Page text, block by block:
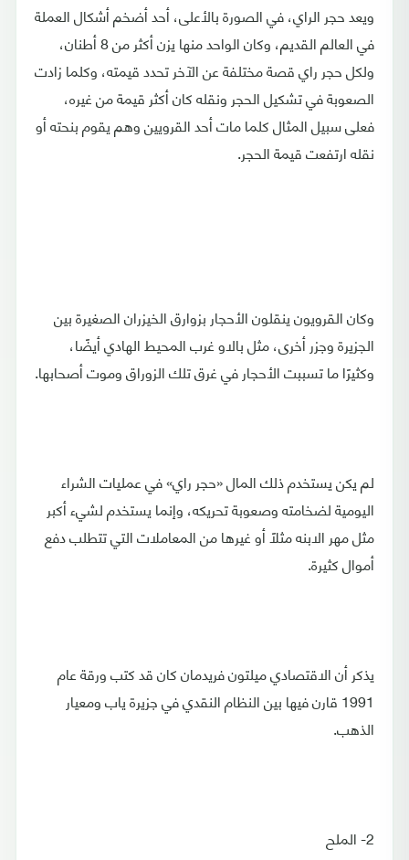
ويعد حجر الراي، في الصورة بالأعلى، أحد أضخم أشكال العملة
في العالم القديم، وكان الواحد منها يزن أكثر من 8 أطنان،
ولكل حجر راي قصة مختلفة عن الآخر تحدد قيمته، وكلما زادت
الصعوبة في تشكيل الحجر ونقله كان أكثر قيمة من غيره،
فعلى سبيل المثال كلما مات أحد القرويين وهم يقوم بنحته أو
نقله ارتفعت قيمة الحجر.
وكان القرويون ينقلون الأحجار بزوارق الخيزران الصغيرة بين
الجزيرة وجزر أخرى، مثل بالاو غرب المحيط الهادي أيضًا،
وكثيرًا ما تسببت الأحجار في غرق تلك الزوراق وموت أصحابها.
لم يكن يستخدم ذلك المال «حجر راي» في عمليات الشراء
اليومية لضخامته وصعوبة تحريكه، وإنما يستخدم لشيء أكبر
مثل مهر الابنه مثلًا أو غيرها من المعاملات التي تتطلب دفع
أموال كثيرة.
يذكر أن الاقتصادي ميلتون فريدمان كان قد كتب ورقة عام
1991 قارن فيها بين النظام النقدي في جزيرة ياب ومعيار
الذهب.
2- الملح